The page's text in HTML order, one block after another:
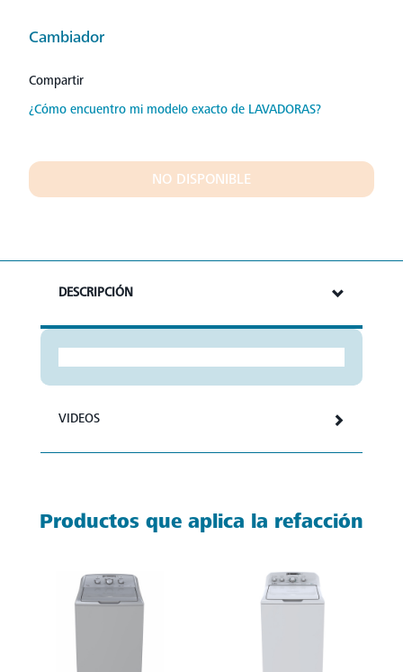
Cambiador
Compartir
¿Cómo encuentro mi modelo exacto de LAVADORAS?
NO DISPONIBLE
DESCRIPCIÓN
VIDEOS
Productos que aplica la refacción